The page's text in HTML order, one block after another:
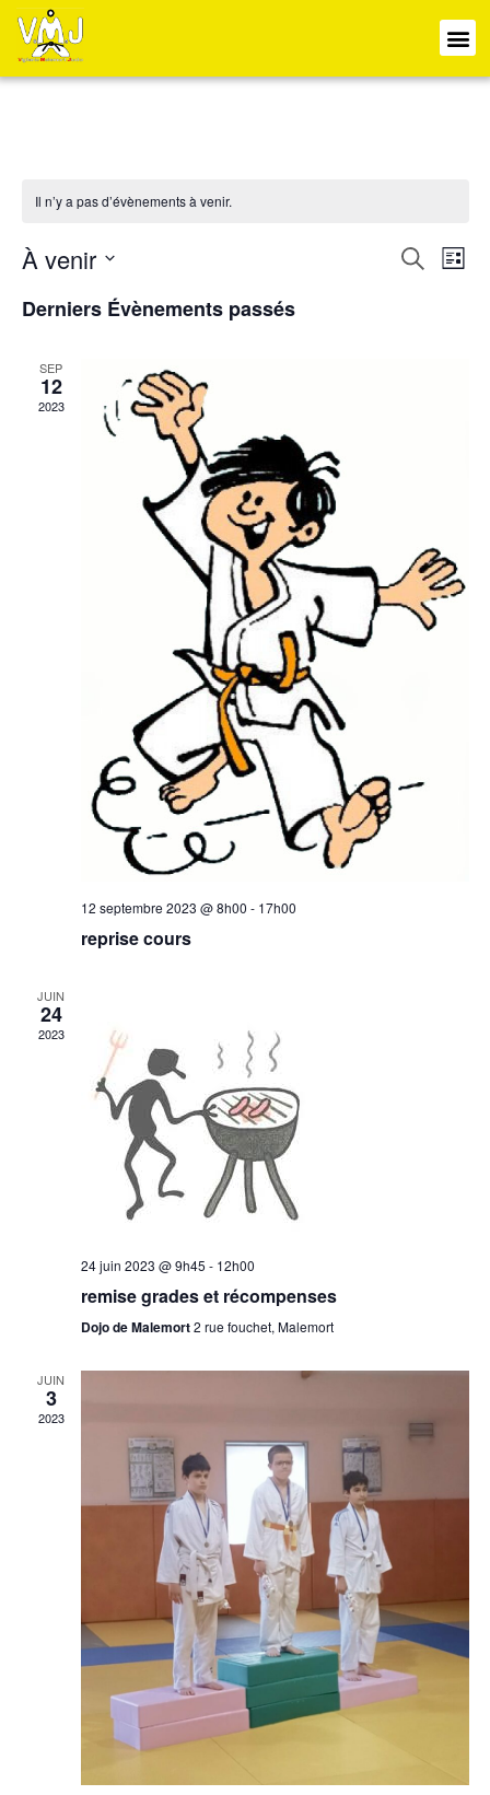
Il n’y a pas d’évènements à venir.
Recherche
Liste
À venir
une
date.
Derniers Évènements passés
SEP
12
2023
12 septembre 2023 @ 8h00 - 17h00
reprise cours
JUIN
24
2023
24 juin 2023 @ 9h45 - 12h00
remise grades et récompenses
Dojo de Malemort2 rue fouchet, Malemort
JUIN
3
2023